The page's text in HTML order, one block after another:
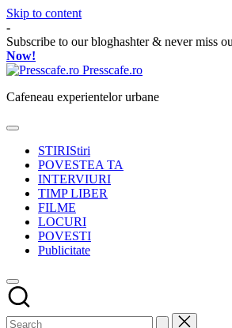
Skip to content
-
Subscribe to our bloghashter & never miss
Now!
Presscafe.ro
Cafeneau experientelor urbane
STIRIStiri
POVESTEA TA
INTERVIURI
TIMP LIBER
FILME
LOCURI
POVESTI
Publicitate